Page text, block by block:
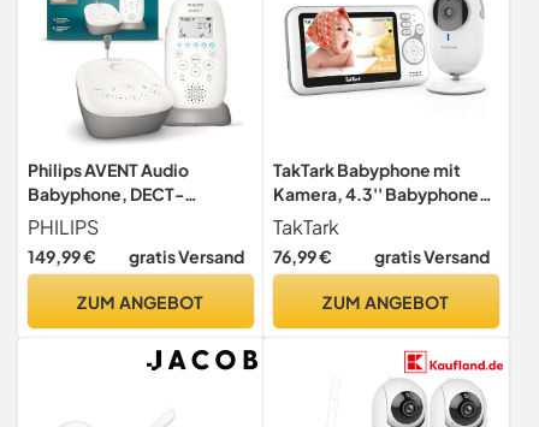
Philips AVENT Audio
Babyphone, DECT-
Technologie, Eco-Mode,
Sternenhimmel,
Gegensprechfunktion,
Std. Laufzeit, maximale
PHILIPS
149,99 € gratis Versand
ZUM ANGEBOT
TakTark Babyphone mit
Kamera, 4.3'' Babyphone
Video Baby Monitor,
Babyfon mit Kamera und
Audio mit VOX,
Nachtsicht, Digitalzoom,
und Keine störenden
TakTark
76,99 € gratis Versand
ZUM ANGEBOT